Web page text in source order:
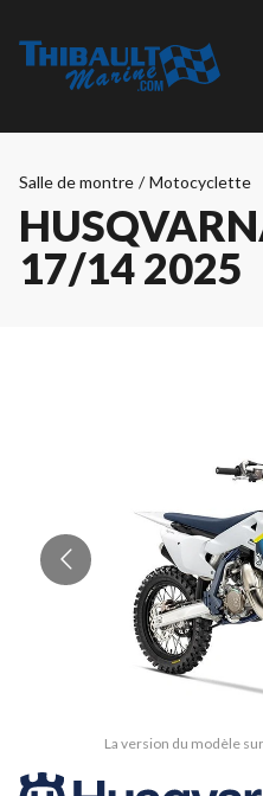
Salle de montre / Motocyclette
17/14 2025
La version du modèle